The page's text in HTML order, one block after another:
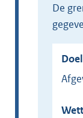
de grensgemeente gebruikt de volgende
Doel